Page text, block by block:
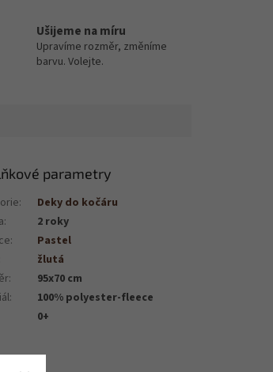
Ušijeme na míru
Upravíme rozměr, změníme
barvu. Volejte.
parametry
:
Deky do kočáru
:
2 roky
:
Pastel
žlutá
:
95x70 cm
:
100% polyester-fleece
0+